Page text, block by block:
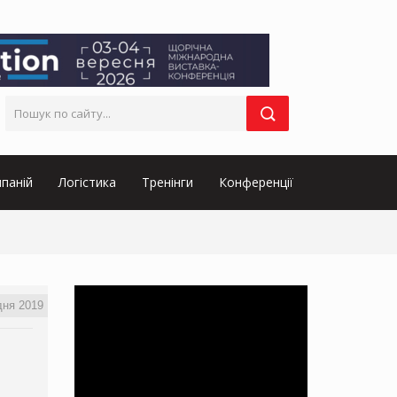
Логістика Тренінги Конференції
2019